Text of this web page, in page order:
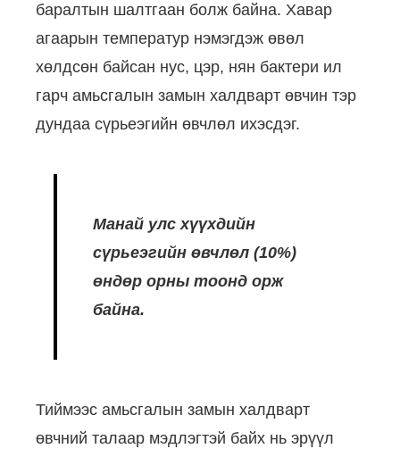
баралтын шалтгаан болж байна. Хавар
агаарын температур нэмэгдэж өвөл
хөлдсөн байсан нус, цэр, нян бактери ил
гарч амьсгалын замын халдварт өвчин тэр
дундаа сүрьеэгийн өвчлөл ихэсдэг.
Манай улс хүүхдийн
сүрьеэгийн өвчлөл (10%)
өндөр орны тоонд орж
байна.
Тиймээс амьсгалын замын халдварт
өвчний талаар мэдлэгтэй байх нь эрүүл